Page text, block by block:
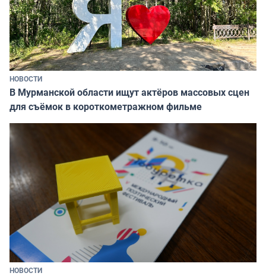
НОВОСТИ
В Мурманской области ищут актёров массовых сцен
для съёмок в короткометражном фильме
НОВОСТИ